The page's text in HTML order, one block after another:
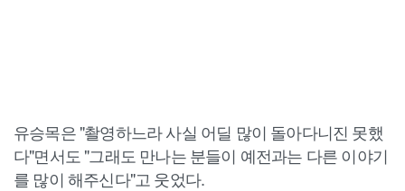
유승목은 "촬영하느라 사실 어딜 많이 돌아다니진 못했
다"면서도 "그래도 만나는 분들이 예전과는 다른 이야기
를 많이 해주신다"고 웃었다.